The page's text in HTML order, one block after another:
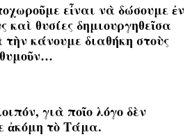
εἶναι νὰ δώσουμε ἐν
καὶ θυσίες δημιουργηθεῖσα
κάνουμε διαθήκη στοὺς
γιὰ ποῖο λόγοδὲν
ἀκόμη τὸ Τάμα.